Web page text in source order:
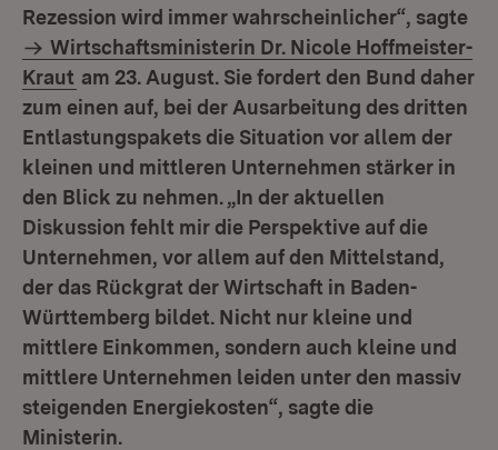
Rezession wird immer wahrscheinlicher“, sagte
Wirtschaftsministerin Dr. Nicole Hoffmeister-
Kraut am 23. August. Sie fordert den Bund daher
zum einen auf, bei der Ausarbeitung des dritten
Entlastungspakets die Situation vor allem der
kleinen und mittleren Unternehmen stärker in
den Blick zu nehmen. „In der aktuellen
Diskussion fehlt mir die Perspektive auf die
Unternehmen, vor allem auf den Mittelstand,
der das Rückgrat der Wirtschaft in Baden-
Württemberg bildet. Nicht nur kleine und
mittlere Einkommen, sondern auch kleine und
mittlere Unternehmen leiden unter den massiv
steigenden Energiekosten“, sagte die
Ministerin.